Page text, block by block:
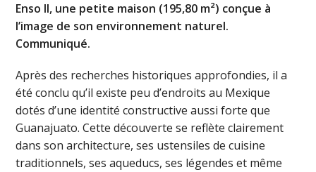
Enso II, une petite maison (195,80 m²) conçue à
l’image de son environnement naturel.
Communiqué.
Après des recherches historiques approfondies, il a
été conclu qu’il existe peu d’endroits au Mexique
dotés d’une identité constructive aussi forte que
Guanajuato. Cette découverte se reflète clairement
dans son architecture, ses ustensiles de cuisine
traditionnels, ses aqueducs, ses légendes et même